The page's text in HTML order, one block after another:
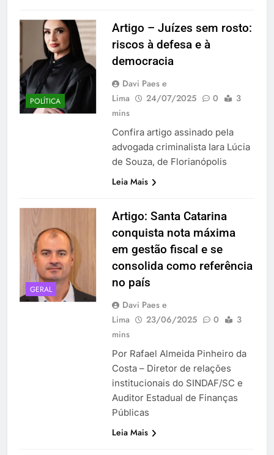
POLÍTICA
Artigo – Juízes sem rosto:
riscos à defesa e à
democracia
Davi Paes e
Lima
24/07/2025 0
3
mins
Confira artigo assinado pela
advogada criminalista Iara Lúcia
de Souza, de Florianópolis
Leia Mais
GERAL
Artigo: Santa Catarina
conquista nota máxima
em gestão fiscal e se
consolida como referência
no país
Davi Paes e
Lima
23/06/2025 0
3
mins
Por Rafael Almeida Pinheiro da
Costa – Diretor de relações
institucionais do SINDAF/SC e
Auditor Estadual de Finanças
Públicas
Leia Mais